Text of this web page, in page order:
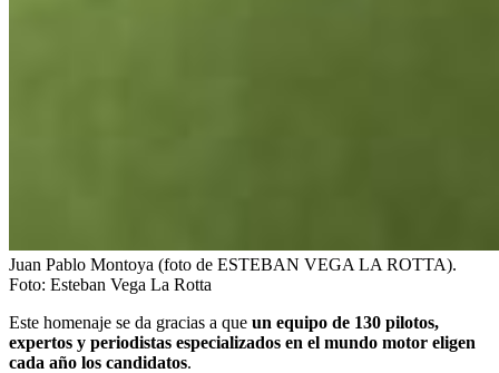
Juan Pablo Montoya (foto de ESTEBAN VEGA LA ROTTA).
Foto: Esteban Vega La Rotta
Este homenaje se da gracias a que un equipo de 130 pilotos,
expertos y periodistas especializados en el mundo motor eligen
cada año los candidatos.